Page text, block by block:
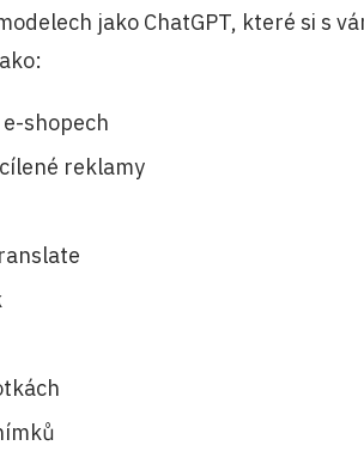
jako ChatGPT, které si s
shopech
reklamy